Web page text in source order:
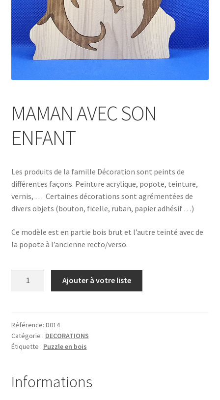
MAMAN AVEC SON
ENFANT
Les produits de la famille Décoration sont peints de
différentes façons. Peinture acrylique, popote, teinture,
vernis, … Certaines décorations sont agrémentées de
divers objets (bouton, ficelle, ruban, papier adhésif …)
Ce modèle est en partie bois brut et l’autre teinté avec de
la popote à l’ancienne recto/verso.
SON
ENFANT
Ajouter à votre liste
Référence: D014
Catégorie : DECORATIONS
Étiquette : Puzzle en bois
Informations